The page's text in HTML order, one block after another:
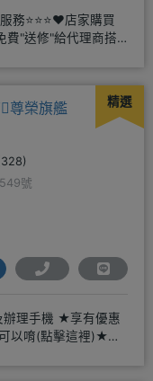
務⭐⭐⭐❤️店家購買
費"送修"給代理商搭
精選
尊榮旗艦
號
理手機 ★享有優惠
以唷(點擊這裡)★免